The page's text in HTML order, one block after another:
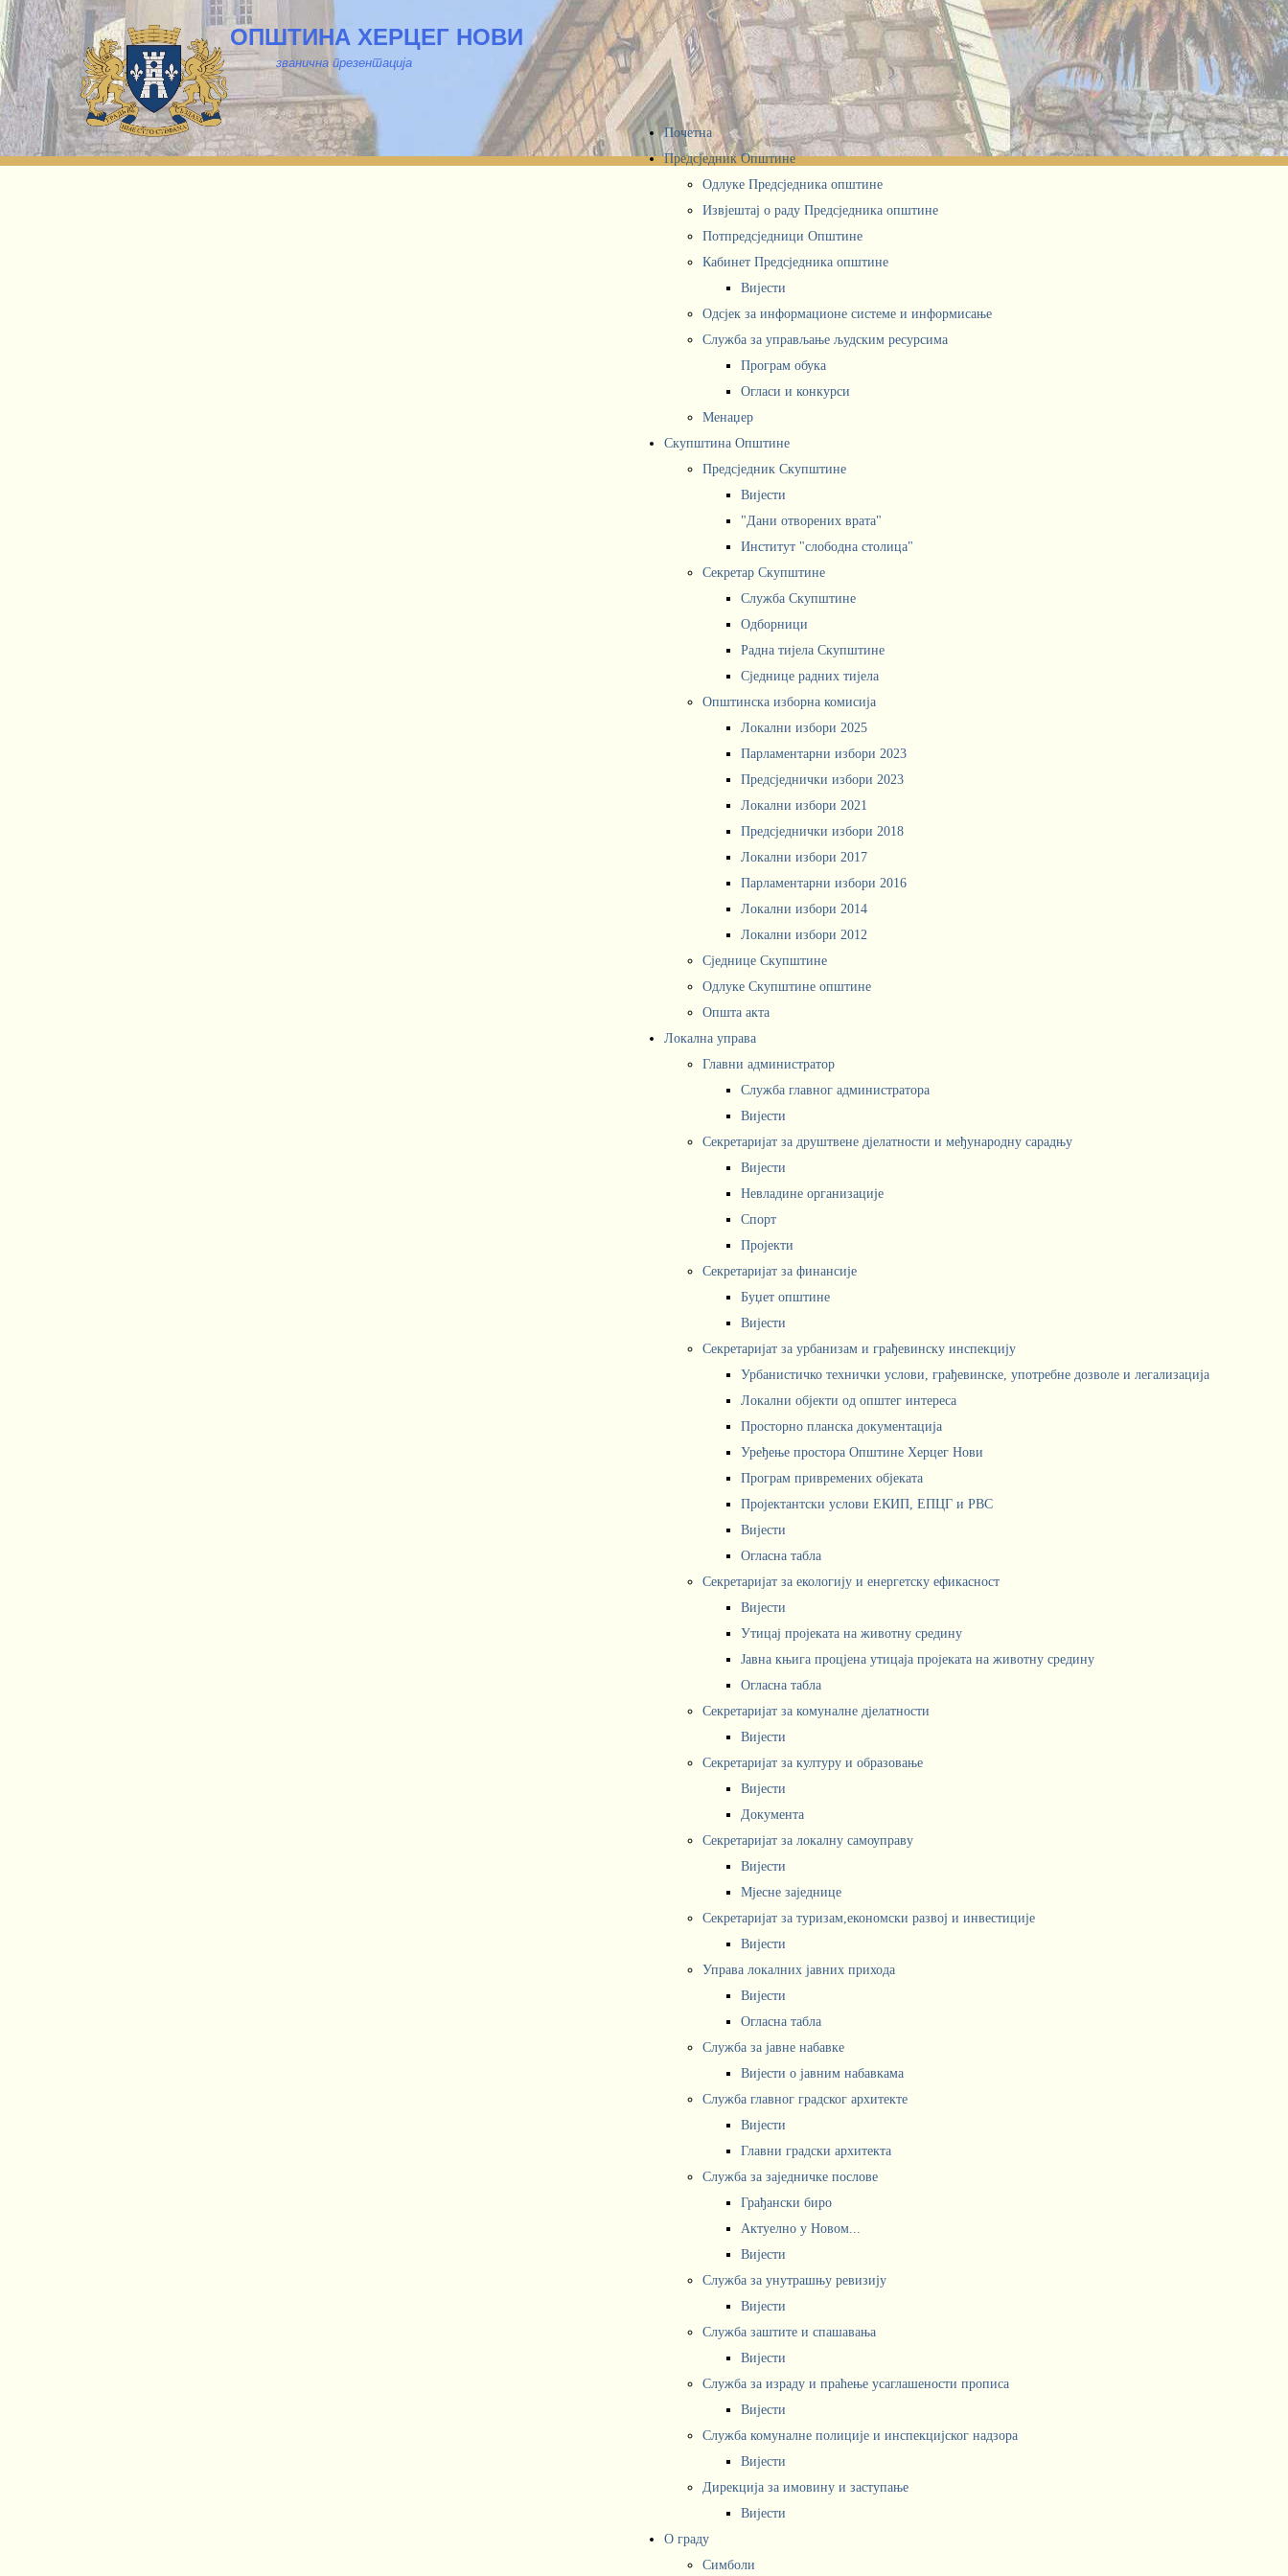
ОПШТИНА ХЕРЦЕГ НОВИ
званична презентација
Почетна
Предсједник Општине
Одлуке Предсједника општине
Извјештај о раду Предсједника општине
Потпредсједници Општине
Кабинет Предсједника oпштине
Вијести
Одсјек за информационе системе и информисање
Служба за управљање људским ресурсима
Програм обука
Огласи и конкурси
Менаџер
Скупштина Општине
Предсједник Скупштине
Вијести
"Дани отворених врата"
Институт "слободна столица"
Секретар Скупштине
Служба Скупштине
Одборници
Радна тијела Скупштине
Сједнице радних тијела
Општинска изборна комисија
Локални избори 2025
Парламентарни избори 2023
Предсједнички избори 2023
Локални избори 2021
Предсједнички избори 2018
Локални избори 2017
Парламентарни избори 2016
Локални избори 2014
Локални избори 2012
Сједнице Скупштине
Одлуке Скупштине општине
Општа акта
Локална управа
Главни администратор
Служба главног администратора
Вијести
Секретаријат за друштвене дјелатности и међународну сарадњу
Вијести
Невладине организације
Спорт
Пројекти
Секретаријат за финансије
Буџет општине
Вијести
Секретаријат за урбанизам и грађевинску инспекцију
Урбанистичко технички услови, грађевинске, употребне дозволе и легализација
Локални објекти од општег интереса
Просторно планска документација
Уређење простора Општине Херцег Нови
Програм привремених објеката
Пројектантски услови ЕКИП, ЕПЦГ и РВС
Вијести
Огласна табла
Секретаријат за екологију и енергетску ефикасност
Вијести
Утицај пројеката на животну средину
Јавна књига процјена утицаја пројеката на животну средину
Огласна табла
Секретаријат за комуналне дјелатности
Вијести
Секретаријат за културу и образовање
Вијести
Документа
Секретаријат за локалну самоуправу
Вијести
Мјесне заједнице
Секретаријат за туризам,економски развој и инвестиције
Вијести
Управа локалних јавних прихода
Вијести
Огласна табла
Служба за јавне набавке
Вијести о јавним набавкама
Служба главног градског архитекте
Вијести
Главни градски архитекта
Служба за заједничке послове
Грађански биро
Актуелно у Новом...
Вијести
Служба за унутрашњу ревизију
Вијести
Служба заштите и спашавања
Вијести
Служба за израду и праћење усаглашености прописа
Вијести
Служба комуналне полиције и инспекцијског надзора
Вијести
Дирекција за имовину и заступање
Вијести
О граду
Симболи